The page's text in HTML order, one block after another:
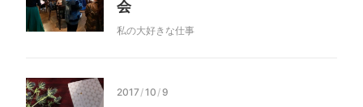
会
私の大好きな仕事
2017/10 /9